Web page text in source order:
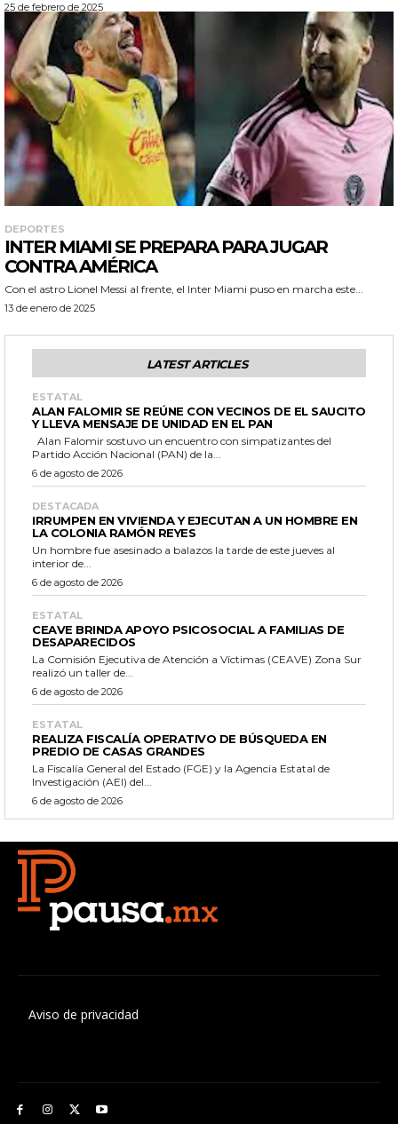
25 de febrero de 2025
DEPORTES
INTER MIAMI SE PREPARA PARA JUGAR
CONTRA AMÉRICA
Con el astro Lionel Messi al frente, el Inter Miami puso en marcha este...
13 de enero de 2025
LATEST ARTICLES
ESTATAL
ALAN FALOMIR SE REÚNE CON VECINOS DE EL SAUCITO
Y LLEVA MENSAJE DE UNIDAD EN EL PAN
Partido Acción Nacional (PAN) de la...
6 de agosto de 2026
DESTACADA
IRRUMPEN EN VIVIENDA Y EJECUTAN A UN HOMBRE EN
LA COLONIA RAMÓN REYES
Un hombre fue asesinado a balazos la tarde de este jueves al
interior de...
6 de agosto de 2026
ESTATAL
CEAVE BRINDA APOYO PSICOSOCIAL A FAMILIAS DE
DESAPARECIDOS
La Comisión Ejecutiva de Atención a Víctimas (CEAVE) Zona Sur
realizó un taller de...
6 de agosto de 2026
ESTATAL
REALIZA FISCALÍA OPERATIVO DE BÚSQUEDA EN
PREDIO DE CASAS GRANDES
La Fiscalía General del Estado (FGE) y la Agencia Estatal de
Investigación (AEI) del...
6 de agosto de 2026
Aviso de privacidad